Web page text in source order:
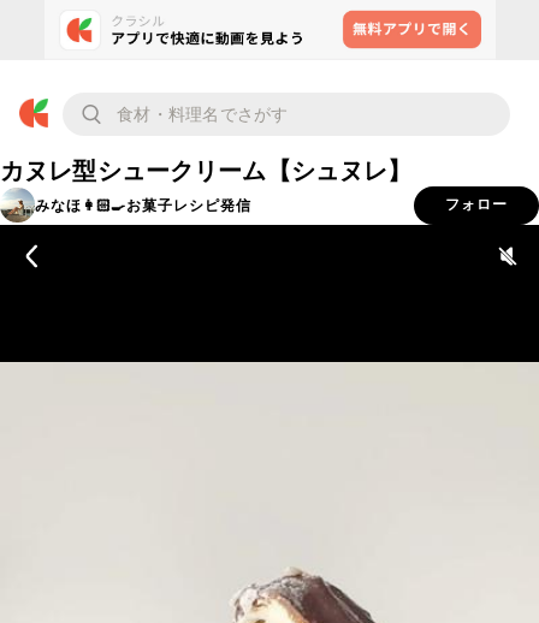
カヌレ型シュークリーム【シュヌレ】
みなほ👩🏻‍🍳お菓子レシピ発信 フォロー